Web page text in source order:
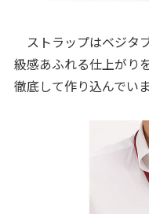
ストラップはベジタ
級感あふれる仕上がり
徹底して作り込んでいま